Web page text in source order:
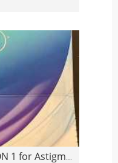
23 Tageslinsen PRECISION 1 for Astigmatism -4.5